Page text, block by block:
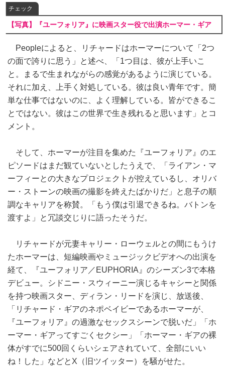
チェック
【写真】『ユーフォリア』に映画スター役で出演ホーマー・ギア
Peopleによると、リチャードはホーマーについて「2つ
の面で誇りに思う」と述べ、「1つ目は、彼が上手いこ
と。まるで生まれながらの感覚があるように演じている。
それに加え、上手く対処している。彼は良い青年です。簡
単な仕事ではないのに、よく理解している。皆ができるこ
とではない。彼はこの世界で生き残れると思います」とコ
メント。
そして、ホーマーが注目を集めた『ユーフォリア』のエ
ピソードはまだ観ていないとしたうえで、「ライアン・マ
ーフィーとの大きなプロジェクトが控えているし、オリバ
ー・ストーンの映画の撮影を終えたばかりだ」と息子の順
調なキャリアを称賛。「もう僕は引退できるね。バトンを
渡すよ」と冗談交じりに語ったそうだ。
リチャードが元妻キャリー・ローウェルとの間にもうけ
たホーマーは、短編映画やミュージックビデオへの出演を
経て、『ユーフォリア／EUPHORIA』のシーズン3で本格
デビュー。シドニー・スウィーニー演じるキャシーと関係
を持つ映画スター、ディラン・リードを演じ、放送後、
「リチャード・ギアのネポベイビーであるホーマーが、
『ユーフォリア』の過激なセックスシーンで脱いだ」「ホ
ーマー・ギアってすごくセクシー」「ホーマー・ギアの裸
体がすでに500回くらいシェアされていて、全部にいい
ね！した」などとX（旧ツイッター）を騒がせた。